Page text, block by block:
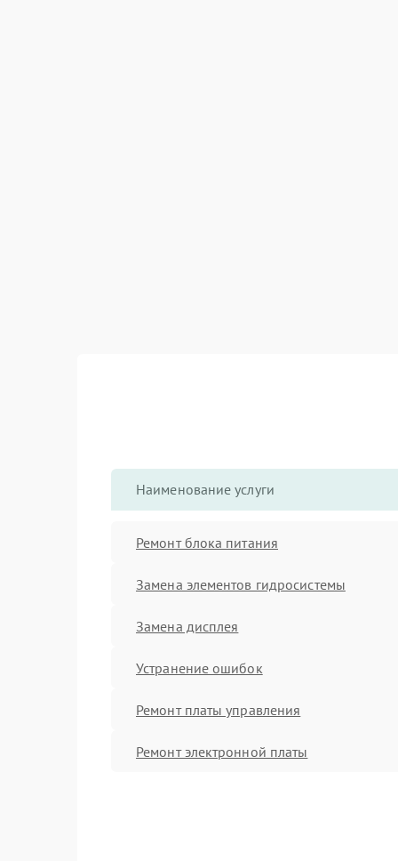
Наименование услуги
Ремонт блока питания
Замена элементов гидросистемы
Замена дисплея
Устранение ошибок
Ремонт платы управления
Ремонт электронной платы